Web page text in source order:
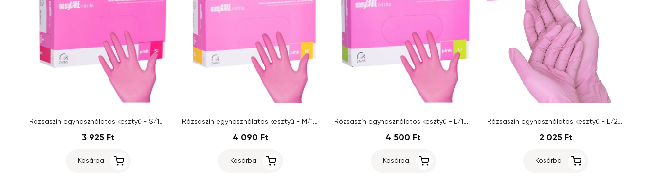
Rózsaszín egyhasználatos kesztyű - S/100db
3 925 Ft
Kosárba
Rózsaszín egyhasználatos kesztyű - M/100db
4 090 Ft
Kosárba
Rózsaszín egyhasználatos kesztyű - L/100db
4 500 Ft
Kosárba
Rózsaszín egyhasználatos kesztyű - L/20db
2 025 Ft
Kosárba